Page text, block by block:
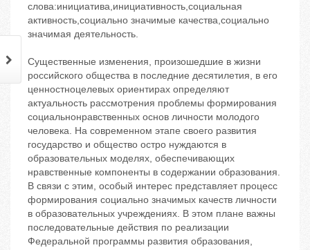
слова:инициатива,инициативность,социальная
активность,социально значимые качества,социально
значимая деятельность.
Существенные изменения, произошедшие в жизни
российского общества в последние десятилетия, в его
ценностноцелевых ориентирах определяют
актуальность рассмотрения проблемы формирования
социальнонравственных основ личности молодого
человека. На современном этапе своего развития
государство и общество остро нуждаются в
образовательных моделях, обеспечивающих
нравственные компоненты в содержании образования.
В связи с этим, особый интерес представляет процесс
формирования социально значимых качеств личности
в образовательных учреждениях. В этом плане важны
последовательные действия по реализации
Федеральной программы развития образования,